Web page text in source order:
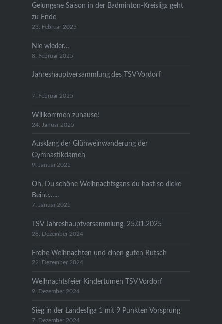
Gelungene Saison in der Badminton-Kreisliga geht
zu Ende
23. Februar 2025
Nie wieder…
8. Februar 2025
Jahreshauptversammlung des TSV Vordorf
7. Februar 2025
Willkommen zuhause!
24. Januar 2025
Ausklang der Glühweinwanderung der
Gymnastikdamen
9. Januar 2025
Oh, Du schöne Weihnachtsgans du hast so dicke
Beine……
7. Januar 2025
TSV Jahreshauptversammlung, 25.01.2025
28. Dezember 2024
Frohe Weihnachten und einen guten Rutsch
22. Dezember 2024
Weihnachtsfeier Kinderturnen TSV Vordorf
9. Dezember 2024
Sieg in der Landesliga 1 mit 9 Punkten Vorsprung
7. Dezember 2024